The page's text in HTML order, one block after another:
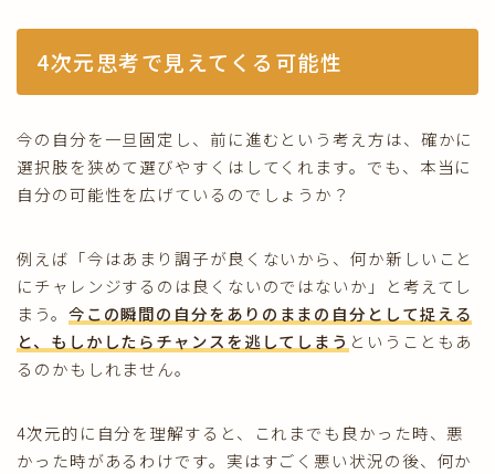
4次元思考で見えてくる可能性
今の自分を一旦固定し、前に進むという考え方は、確かに
選択肢を狭めて選びやすくはしてくれます。でも、本当に
自分の可能性を広げているのでしょうか？
例えば「今はあまり調子が良くないから、何か新しいこと
にチャレンジするのは良くないのではないか」と考えてし
まう。 今この瞬間の自分をありのままの自分として捉える
と、もしかしたらチャンスを逃してしまう ということもあ
るのかもしれません。
4次元的に自分を理解すると、これまでも良かった時、悪
かった時があるわけです。実はすごく悪い状況の後、何か